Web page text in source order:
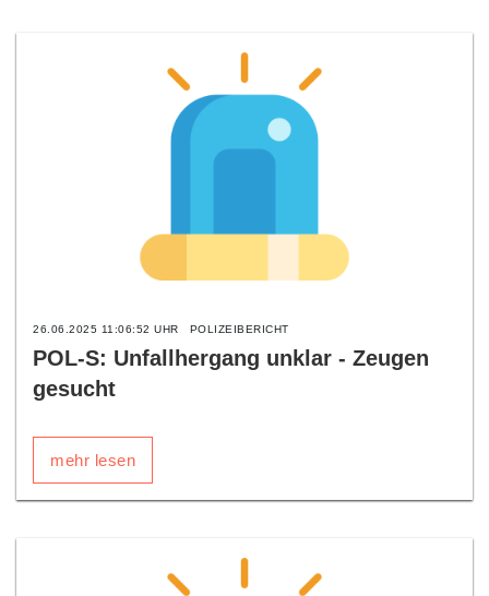
26.06.2025 11:06:52 UHR POLIZEIBERICHT
POL-S: Unfallhergang unklar - Zeugen
gesucht
mehr lesen